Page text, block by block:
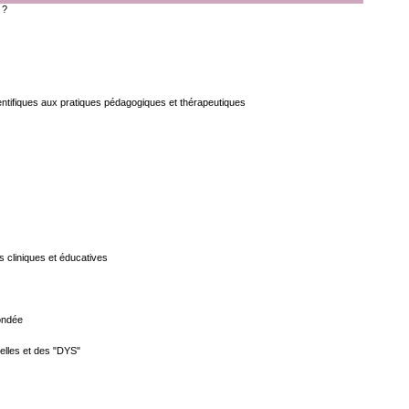
?
aux pratiques pédagogiques et thérapeutiques
cliniques et éducatives
et des "DYS"